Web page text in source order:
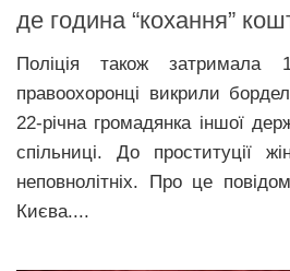
#Війна
де година “кохання”
Поліція також
правоохоронці викрили
22-річна громадянка іншої
спільниці. До проституції
неповнолітніх. Про це
Києва....